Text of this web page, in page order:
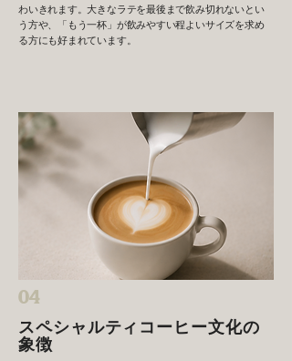
わいきれます。大きなラテを最後まで飲み切れないとい
う方や、「もう一杯」が飲みやすい程よいサイズを求め
る方にも好まれています。
04
スペシャルティコーヒー文化の
象徴